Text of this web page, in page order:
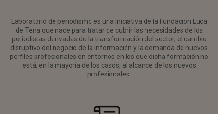
Laboratorio de periodismo es una iniciativa de la Fundación Luca
de Tena que nace para tratar de cubrir las necesidades de los
periodistas derivadas de la transformación del sector, el cambio
disruptivo del negocio de la información y la demanda de nuevos
perfiles profesionales en entornos en los que dicha formación no
está, en la mayoría de los casos, al alcance de los nuevos
profesionales.